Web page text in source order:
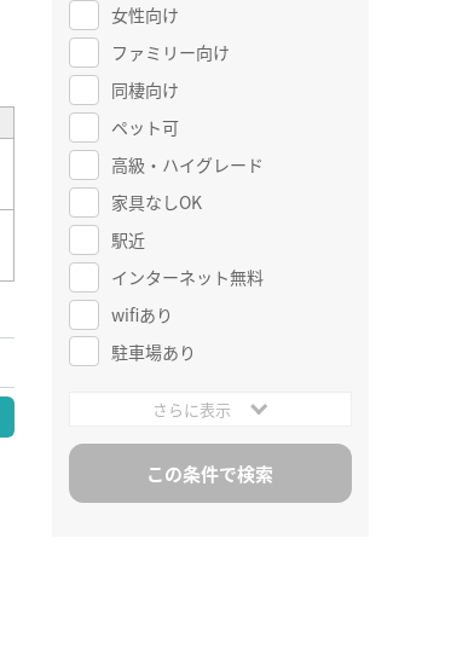
女性向け
ファミリー向け
同棲向け
ペット可
高級・ハイグレード
家具なしOK
駅近
インターネット無料
wifiあり
駐車場あり
さらに表示